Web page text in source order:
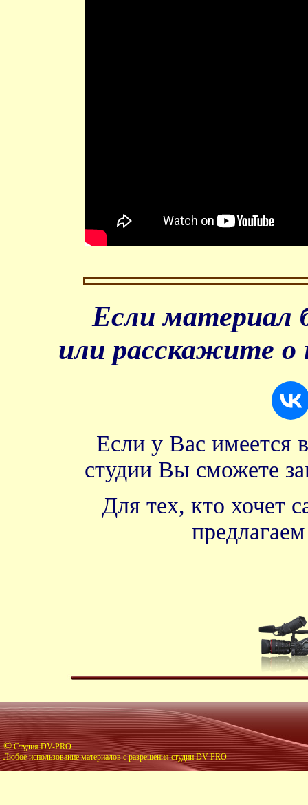
Если материал
или расскажите о
Если у Вас имеется
студии Вы сможете
Для тех, кто хочет
©Студия DV-PRO
Любое использование материалов с разрешения студии DV-PRO